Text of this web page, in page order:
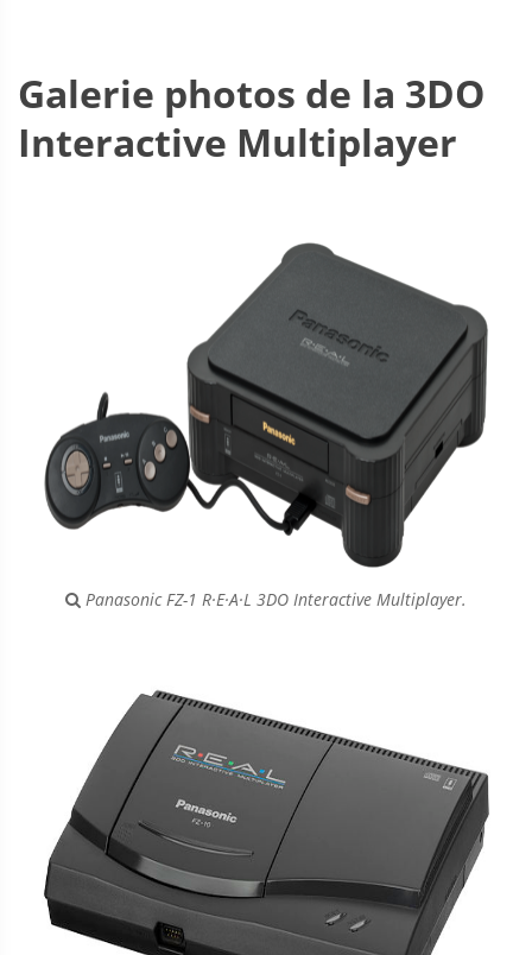
Galerie photos de la 3DO
Interactive Multiplayer
Panasonic FZ-1 R·E·A·L 3DO Interactive Multiplayer.